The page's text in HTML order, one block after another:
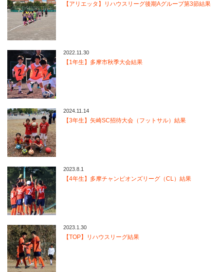
【アリエッタ】リハウスリーグ後期Aグループ第3節結果
2022.11.30
【1年生】多摩市秋季大会結果
2024.11.14
【3年生】矢崎SC招待大会（フットサル）結果
2023.8.1
【4年生】多摩チャンピオンズリーグ（CL）結果
2023.1.30
【TOP】リハウスリーグ結果